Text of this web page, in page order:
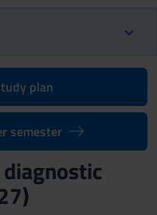
plan
semester